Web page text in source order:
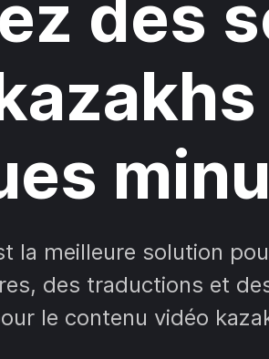
des
la meilleure solution
des traductions et
le contenu vidéo